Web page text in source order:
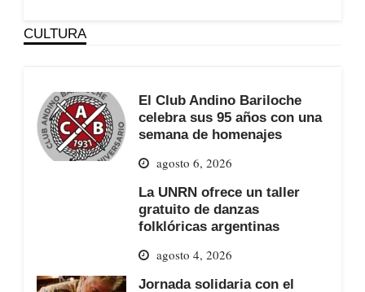
CULTURA
El Club Andino Bariloche
celebra sus 95 años con una
semana de homenajes
agosto 6, 2026
La UNRN ofrece un taller
gratuito de danzas
folklóricas argentinas
agosto 4, 2026
Jornada solidaria con el